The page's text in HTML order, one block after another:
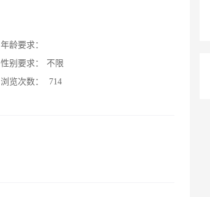
年龄要求：
性别要求：
不限
浏览次数：
714